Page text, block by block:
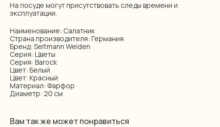
На посуде могут присутствовать следы времени и
эксплуатации.
Наименование: Салатник
Страна производителя: Германия
Бренд: Seltmann Weiden
Серия: Цветы
Серия: Barock
Цвет: Белый
Цвет: Красный
Материал: Фарфор
Диаметр: 20 см
Вам так же может понравиться